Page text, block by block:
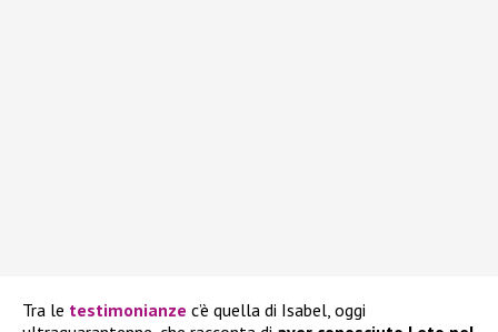
Tra le testimonianze c’è quella di Isabel, oggi